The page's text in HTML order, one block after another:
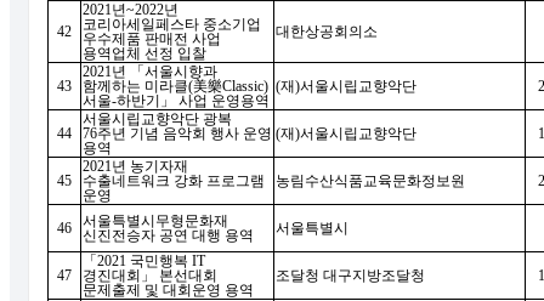
42
2021년~2022년
코리아세일페스타 중소기업
우수제품 판매전 사업
용역업체 선정 입찰
대한상공회의소
43
2021년 「 서울시향과
함께하는 미라클(美樂Classic)
서울-하반기 」 사업 운영용역
(재)서울시립교향악단
44
서울시립교향악단 광복
76주년 기념 음악회 행사 운영
용역
(재)서울시립교향악단
45
2021년 농기자재
수출네트워크 강화 프로그램
운영
농림수산식품교육문화정보원
46
서울특별시무형문화재
신진전승자 공연 대행 용역
서울특별시
47
「 2021 국민행복 IT
경진대회 」 본선대회
문제출제 및 대회운영 용역
조달청 대구지방조달청